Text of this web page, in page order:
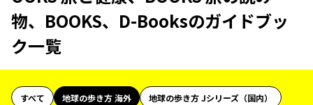
物、BOOKS、D-Booksのガイドブッ
ク一覧
すべて 地球の歩き方 海外
地球の歩き方 Jシリーズ（国内）